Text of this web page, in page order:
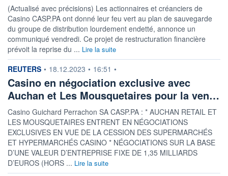
(Actualisé avec précisions) Les actionnaires et créanciers de
Casino CASP.PA ont donné leur feu vert au plan de sauvegarde
du groupe de distribution lourdement endetté, annonce un
communiqué vendredi. Ce projet de restructuration financière
prévoit la reprise du ... Lire la suite
information fournie par
REUTERS • 18.12.2023 • 16:51 •
Casino en négociation exclusive avec
Auchan et Les Mousquetaires pour la ven…
Casino Guichard Perrachon SA CASP.PA : * AUCHAN RETAIL ET
LES MOUSQUETAIRES ENTRENT EN NÉGOCIATIONS
EXCLUSIVES EN VUE DE LA CESSION DES SUPERMARCHÉS
ET HYPERMARCHÉS CASINO * NÉGOCIATIONS SUR LA BASE
D’UNE VALEUR D’ENTREPRISE FIXE DE 1,35 MILLIARDS
D’EUROS (HORS ... Lire la suite